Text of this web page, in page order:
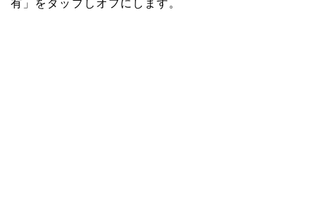
有」をタップしオフにします。